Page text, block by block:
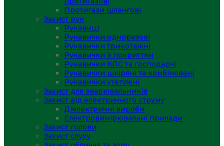
Протигази шлангові
Захист рук
Рукавиці
Рукавички одноразові
Рукавички трикотажні
Рукавички з покриттям
Рукавички КЛС та господарчі
Рукавички шкіряні та комбіновані
Рукавички утеплені
Захист для зварювальників
Захист від електричного струму
Діелектричні вироби
Електровимірювальні прилади
Захист голови
Захист слуху